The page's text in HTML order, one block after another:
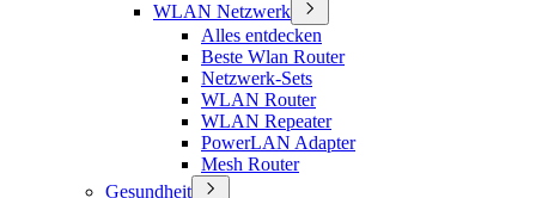
WLAN Netzwerk
Alles entdecken
Beste Wlan Router
Netzwerk-Sets
WLAN Router
WLAN Repeater
PowerLAN Adapter
Mesh Router
Gesundheit